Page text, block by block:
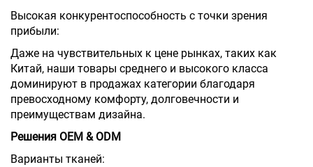
Высокая конкурентоспособность с точки зрения
прибыли:
Даже на чувствительных к цене рынках, таких как
Китай, наши товары среднего и высокого класса
доминируют в продажах категории благодаря
превосходному комфорту, долговечности и
преимуществам дизайна.
Решения OEM & ODM
Варианты тканей: